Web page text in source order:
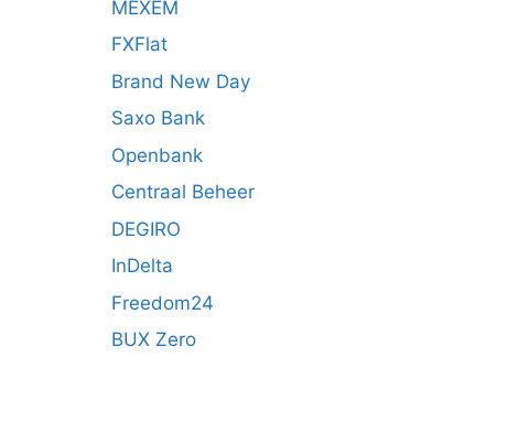
MEXEM
FXFlat
Brand New Day
Saxo Bank
Openbank
Centraal Beheer
DEGIRO
InDelta
Freedom24
BUX Zero